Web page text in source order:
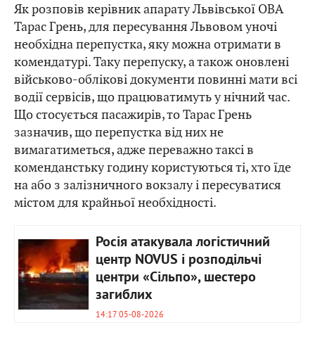
Як розповів керівник апарату Львівської ОВА
Тарас Грень, для пересування Львовом уночі
необхідна перепустка, яку можна отримати в
комендатурі. Таку перепуску, а також оновлені
військово-облікові документи повинні мати всі
водії сервісів, що працюватимуть у нічний час.
Що стосується пасажирів, то Тарас Грень
зазначив, що перепустка від них не
вимагатиметься, адже переважно таксі в
коменданстьку годину користуються ті, хто їде
на або з залізничного вокзалу і пересуватися
містом для крайньої необхідності.
Росія атакувала логістичний
центр NOVUS і розподільчі
центри «Сільпо», шестеро
загиблих
14:17 05-08-2026